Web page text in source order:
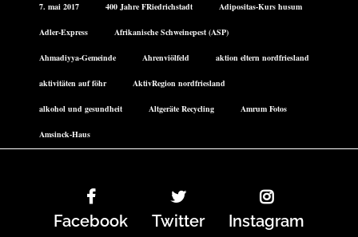
7. mai 2017 400 Jahre FRiedrichstadt Adipositas-Kurs husum
Adler-Express Afrikanische Schweinepest (ASP)
Ahmadiyya-Gemeinde Ahrenviölfeld aktion eltern nordfriesland
aktivitäten auf föhr AktivRegion nordfriesland
alkohol und gesundheit Altgeräte Recycling Amrum Fotos
Amsinck-Haus
Facebook Twitter Instagram